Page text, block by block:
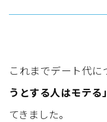
これまでデート代に
うとする人はモテる」
てきました。